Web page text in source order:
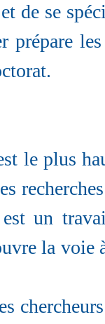
de se
le plus
un
la voie